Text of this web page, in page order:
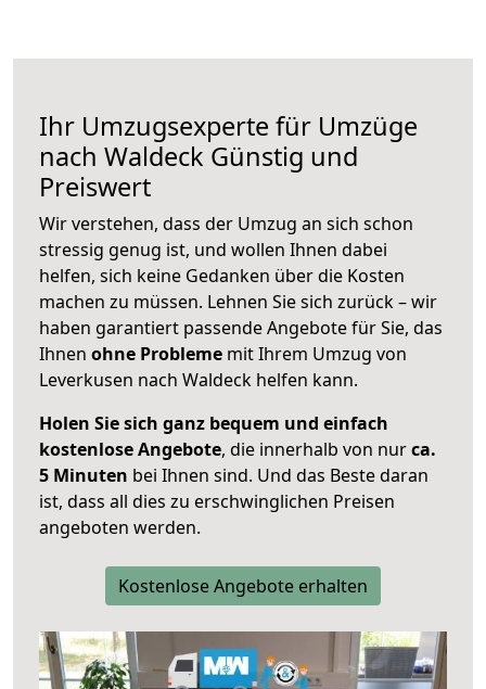
Ihr Umzugsexperte für Umzüge
nach Waldeck Günstig und
Preiswert
Wir verstehen, dass der Umzug an sich schon
stressig genug ist, und wollen Ihnen dabei
helfen, sich keine Gedanken über die Kosten
machen zu müssen. Lehnen Sie sich zurück – wir
haben garantiert passende Angebote für Sie, das
Ihnen ohne Probleme mit Ihrem Umzug von
Leverkusen nach Waldeck helfen kann.
Holen Sie sich ganz bequem und einfach
kostenlose Angebote, die innerhalb von nurca.
5 Minuten bei Ihnen sind. Und das Beste daran
ist, dass all dies zu erschwinglichen Preisen
angeboten werden.
Kostenlose Angebote erhalten